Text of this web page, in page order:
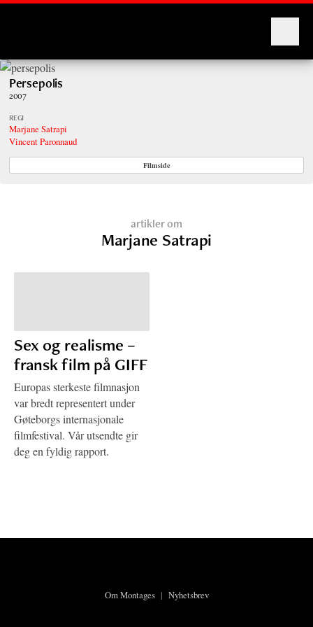
Persepolis
2007
REGI
Marjane Satrapi
Vincent Paronnaud
Filmside
artikler om
Marjane Satrapi
Sex og realisme –
fransk film på GIFF
Europas sterkeste filmnasjon
var bredt representert under
Gøteborgs internasjonale
filmfestival. Vår utsendte gir
deg en fyldig rapport.
Om Montages| Nyhetsbrev